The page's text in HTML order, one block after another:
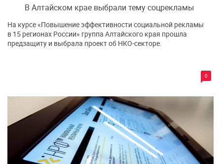
В Алтайском крае выбрали тему соцрекламы
0
На курсе «Повышение эффективности социальной рекламы
в 15 регионах России» группа Алтайского края прошла
предзащиту и выбрала проект об НКО-секторе.